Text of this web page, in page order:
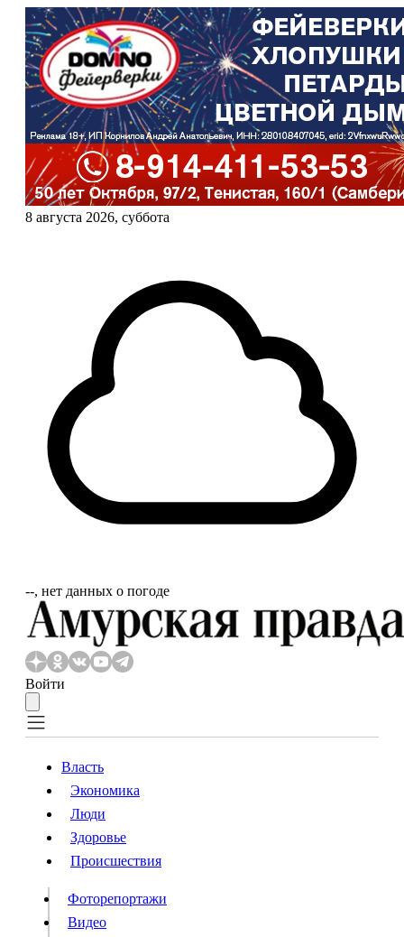
8 августа 2026, суббота
‐‐, нет данных о погоде
Войти
Власть
Происшествия
Видео
Конкурсы
Власть
Экономика
Люди
Здоровье
Происшествия
Фоторепортажи
Видео